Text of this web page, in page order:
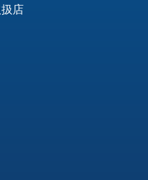
店